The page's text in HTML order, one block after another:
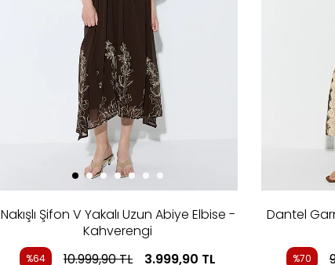
Nakışlı Şifon V Yakalı Uzun Abiye Elbise -
Kahverengi
%64 10.999,90TL 3.999,90 TL
Dantel
%70